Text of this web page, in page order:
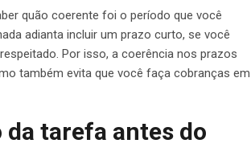
quão coerente foi o período que você
adianta incluir um prazo curto, se você
Por isso, a coerência nos prazos
também evita que você faça cobranças em
tarefa antes do